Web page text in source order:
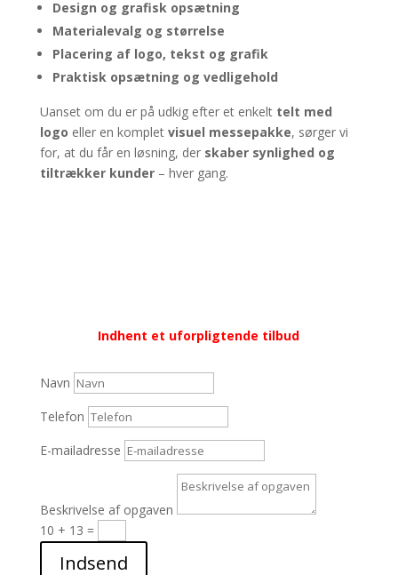
Design og grafisk opsætning
Materialevalg og størrelse
Placering af logo, tekst og grafik
Praktisk opsætning og vedligehold
Uanset om du er på udkig efter et enkelt telt med
logo eller en komplet visuel messepakke, sørger vi
for, at du får en løsning, der skaber synlighed og
tiltrækker kunder– hver gang.
Indhent et uforpligtende tilbud
Navn
Telefon
E-mailadresse
Beskrivelse af opgaven
10 + 13 =
Indsend